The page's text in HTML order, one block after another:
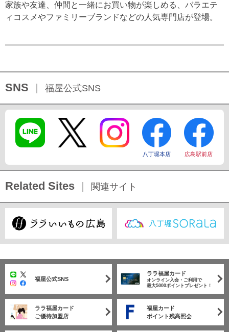
家族や友達、仲間と一緒にお買い物が楽しめる、バラエテ
ィコスメやファミリーブランドなどの人気専門店が登場。
SNS 福屋公式SNS
八丁堀本店 広島駅前店
Related Sites 関連サイト
福屋公式SNS
ララ福屋カード
オンライン入会・ご利用で
最大5000ポイントプレゼント！
ララ福屋カード
ご優待加盟店
福屋カード
ポイント残高照会